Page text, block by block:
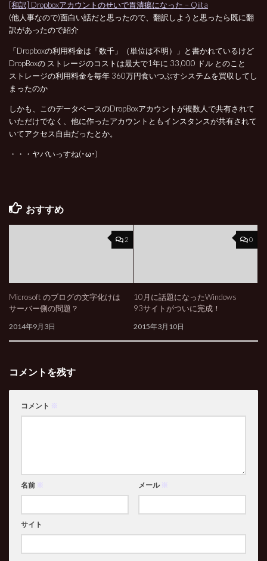
[和訳] Dropboxアカウントのせいで胃潰瘍になった – Qiita
(他人事なので)面白い話だと思ったので、翻訳しようと思ったら既に翻
訳があったので紹介
「Dropboxの利用料金は「数千」（単位は不明）」と書かれているけど
DropBoxの ストレージのコストは最大で1年に 33,000 ドル とのこと
ストレージの利用料金を毎年 360万円食いつぶすシステムを買収してし
まったのか
しかも、このデータベースのDropBoxアカウントが複数人で共有されて
いただけでなく、他に作ったアカウントともインスタンスが共有されて
いてアクセス自由だったとか。
・・・ヤバいっすね(･ω･)
おすすめ
2
Microsoft のブログの文字化けは
サーバー側の問題？
2014年9月3日
0
10月に話題になったWindows
93サイトがついに完成！
2015年3月10日
コメントを残す
コメント ※
名前 ※ メール ※
サイト